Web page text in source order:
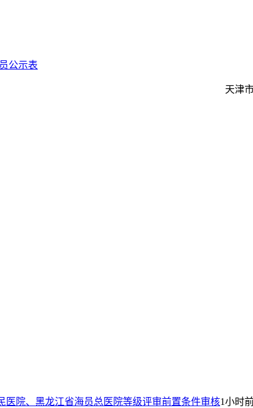
公示表
天津市
院、黑龙江省海员总医院等级评审前置条件审核1小时